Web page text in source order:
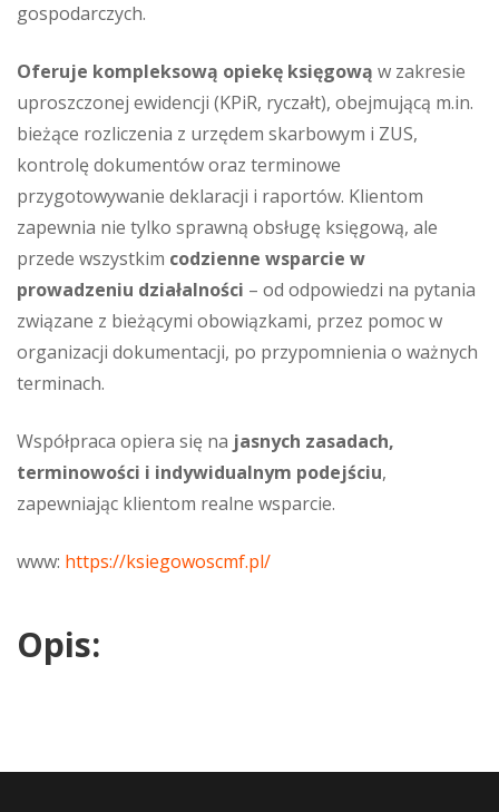
gospodarczych.
Oferuje kompleksową opiekę księgową w zakresie
uproszczonej ewidencji (KPiR, ryczałt), obejmującą m.in.
bieżące rozliczenia z urzędem skarbowym i ZUS,
kontrolę dokumentów oraz terminowe
przygotowywanie deklaracji i raportów. Klientom
zapewnia nie tylko sprawną obsługę księgową, ale
przede wszystkim codzienne wsparcie w
prowadzeniu działalności – od odpowiedzi na pytania
związane z bieżącymi obowiązkami, przez pomoc w
organizacji dokumentacji, po przypomnienia o ważnych
terminach.
Współpraca opiera się na jasnych zasadach,
terminowości i indywidualnym podejściu,
zapewniając klientom realne wsparcie.
www: https://ksiegowoscmf.pl/
Opis: